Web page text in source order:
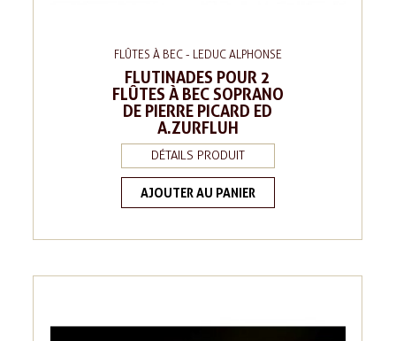
FLÛTES À BEC - LEDUC ALPHONSE
FLUTINADES POUR 2
FLÛTES À BEC SOPRANO
DE PIERRE PICARD ED
A.ZURFLUH
DÉTAILS PRODUIT
AJOUTER AU PANIER